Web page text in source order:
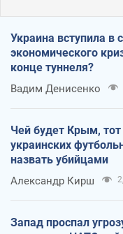
Украина вступила в
экономического
конце туннеля?
Вадим Денисенко
Чей будет Крым,
украинских
назвать убийцами
Александр Кирш
Запад проспал